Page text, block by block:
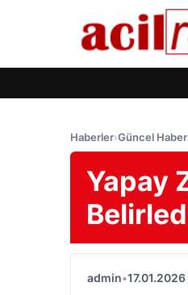
Haberler›Güncel
Yapay
admin•